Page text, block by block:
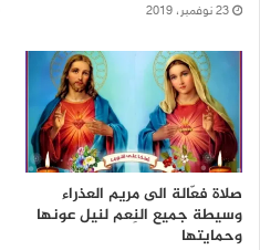
23 نوفمبر، 2019
صلاة فعّالة الى مريم العذراء
وسيطة جميع النِعم لنيل عونها
وحمايتها